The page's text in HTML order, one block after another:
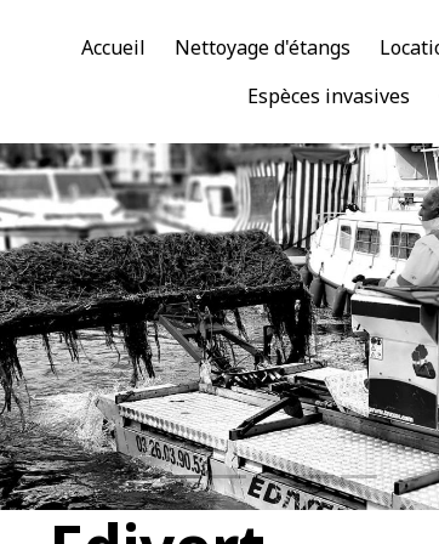
Accueil Nettoyage d'étangs
Espèces invasives
Faucardage - EDIVERT
par un engin amphibie (Truxor) dans un